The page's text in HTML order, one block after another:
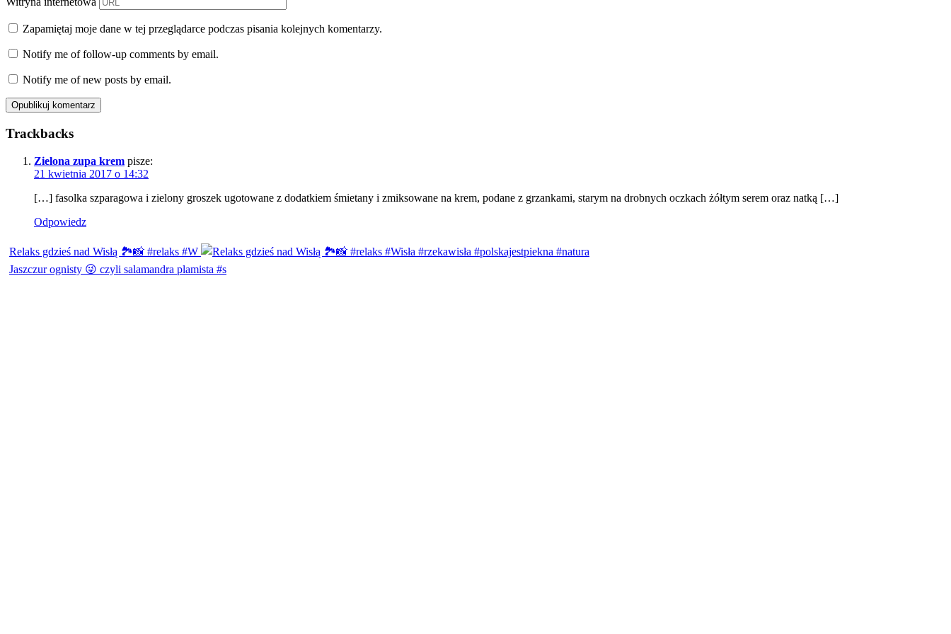
Zapamiętaj moje dane w tej przeglądarce podczas pisania kolejnych komentarzy.
Notify me of follow-up comments by email.
Notify me of new posts by email.
Trackbacks
Zielona zupa krem pisze:
21 kwietnia 2017 o 14:32
[…] fasolka szparagowa i zielony groszek ugotowane z dodatkiem śmietany i zmiksowane na krem, podane z grzankami, starym na drobnych oczkach żółtym serem oraz natką […]
Odpowiedz
Relaks gdzieś nad Wisłą 🏞️📸 #relaks #W
Jaszczur ognisty 😜 czyli salamandra plamista #s